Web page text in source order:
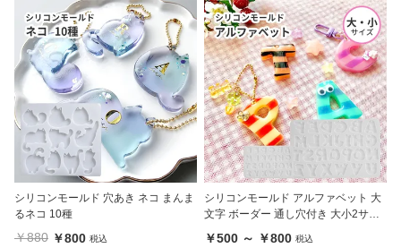
シリコンモールド 穴あき ネコ まんま
るネコ 10種
￥880 ￥800 税込
シリコンモールド アルファベット 大
文字 ボーダー 通し穴付き 大小2サイ
ズ
￥500 ～ ￥800 税込